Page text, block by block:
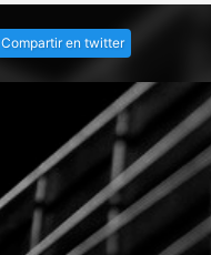
Compartir en twitter